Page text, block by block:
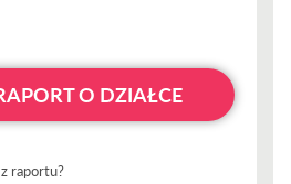
O DZIAŁCE
raportu?